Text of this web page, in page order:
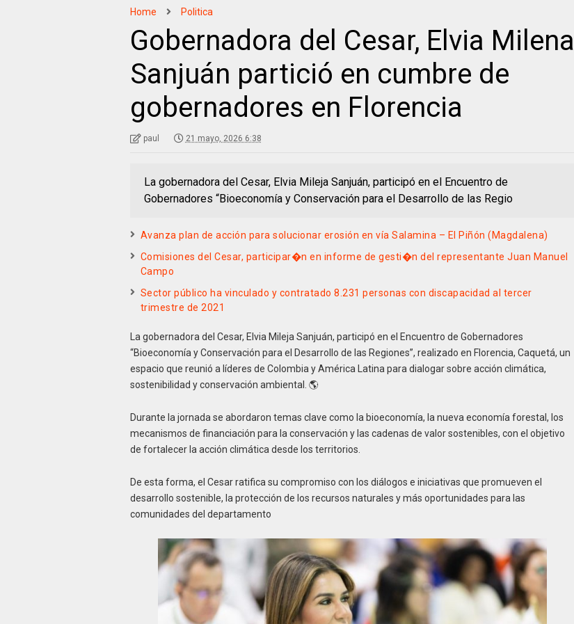
Home Politica
Gobernadora del Cesar, Elvia Milena
Sanjuán partició en cumbre de
gobernadores en Florencia
paul 21 mayo, 2026 6:38
La gobernadora del Cesar, Elvia Mileja Sanjuán, participó en el Encuentro de
Gobernadores “Bioeconomía y Conservación para el Desarrollo de las Regio
Avanza plan de acción para solucionar erosión en vía Salamina – El Piñón (Magdalena)
Comisiones del Cesar, participar�n en informe de gesti�n del representante Juan Manuel
Campo
Sector público ha vinculado y contratado 8.231 personas con discapacidad al tercer
trimestre de 2021
La gobernadora del Cesar, Elvia Mileja Sanjuán, participó en el Encuentro de Gobernadores
“Bioeconomía y Conservación para el Desarrollo de las Regiones”, realizado en Florencia, Caquetá, un
espacio que reunió a líderes de Colombia y América Latina para dialogar sobre acción climática,
sostenibilidad y conservación ambiental. 🌎
Durante la jornada se abordaron temas clave como la bioeconomía, la nueva economía forestal, los
mecanismos de financiación para la conservación y las cadenas de valor sostenibles, con el objetivo
de fortalecer la acción climática desde los territorios.
De esta forma, el Cesar ratifica su compromiso con los diálogos e iniciativas que promueven el
desarrollo sostenible, la protección de los recursos naturales y más oportunidades para las
comunidades del departamento